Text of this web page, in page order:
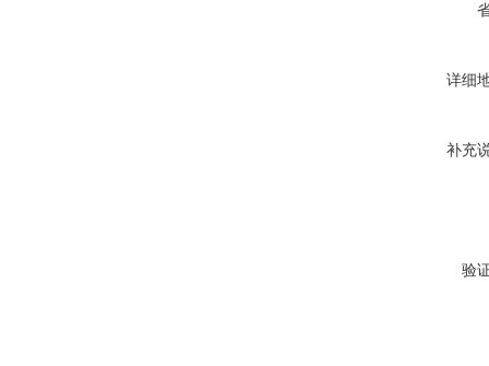
详细
补充
验